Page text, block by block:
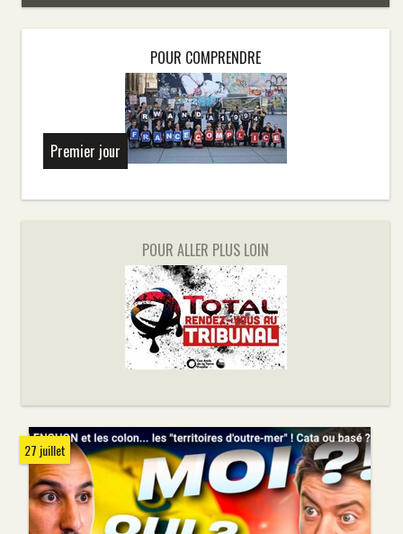
POUR COMPRENDRE
Premier jour
POUR ALLER PLUS LOIN
27 juillet